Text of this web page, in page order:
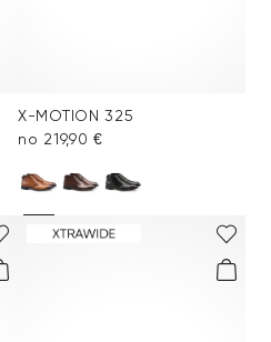
X-MOTION 325
no 219,90 €